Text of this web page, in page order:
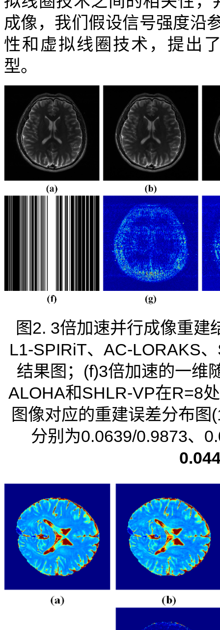
成像，我们假设信号强度沿
性和虚拟线圈技术，提出
型。
图2. 3倍加速并行成像重建
L1-SPIRiT、AC-LORAKS
结果图；(f)3倍加速的一维
ALOHA和SHLR-VP在R=8
图像对应的重建误差分布
分别为0.0639/0.9873、